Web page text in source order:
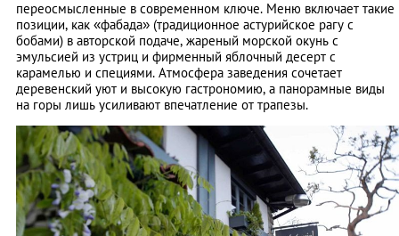
переосмысленные в современном ключе. Меню включает такие
позиции, как «фабада» (традиционное астурийское рагу с
бобами) в авторской подаче, жареный морской окунь с
эмульсией из устриц и фирменный яблочный десерт с
карамелью и специями. Атмосфера заведения сочетает
деревенский уют и высокую гастрономию, а панорамные виды
на горы лишь усиливают впечатление от трапезы.